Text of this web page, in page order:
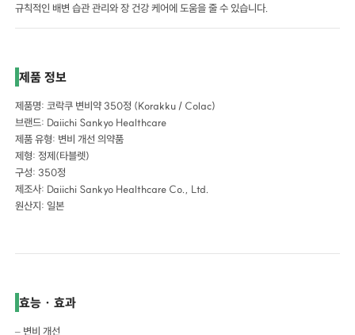
규칙적인 배변 습관 관리와 장 건강 케어에 도움을 줄 수 있습니다.
제품 정보
제품명: 코락쿠 변비약 350정 (Korakku / Colac)
브랜드: Daiichi Sankyo Healthcare
제품 유형: 변비 개선 의약품
제형: 정제(타블렛)
구성: 350정
제조사: Daiichi Sankyo Healthcare Co., Ltd.
원산지: 일본
효능 · 효과
– 변비 개선